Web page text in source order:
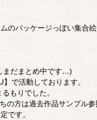
のパッケージっぽい集合
まだまとめ中です…)
】で活動しております。
もりでした。
の方は過去作品サンプル
です。